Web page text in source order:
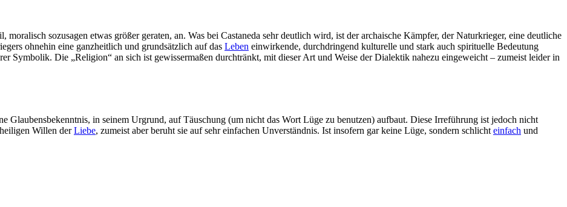
sozusagen etwas größer geraten, an. Was bei Castaneda sehr deutlich wird, ist der archaische Kämpfer, der Naturkrieger, eine deutliche
ohnehin eine ganzheitlich und grundsätzlich auf das Leben einwirkende, durchdringend kulturelle und stark auch spirituelle Bedeutung
Symbolik. Die „Religion“ an sich ist gewissermaßen durchtränkt, mit dieser Art und Weise der Dialektik nahezu eingeweicht – zumeist leider in
Glaubensbekenntnis, in seinem Urgrund, auf Täuschung (um nicht das Wort Lüge zu benutzen) aufbaut. Diese Irreführung ist jedoch nicht
Willen derLiebe, zumeist aber beruht sie auf sehr einfachen Unverständnis. Ist insofern gar keine Lüge, sondern schlicht einfach und